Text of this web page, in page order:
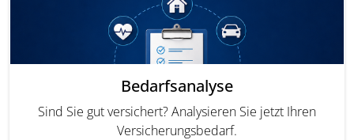
Bedarfsanalyse
Sind Sie gut versichert? Analysieren Sie jetzt Ihren
Versicherungsbedarf.